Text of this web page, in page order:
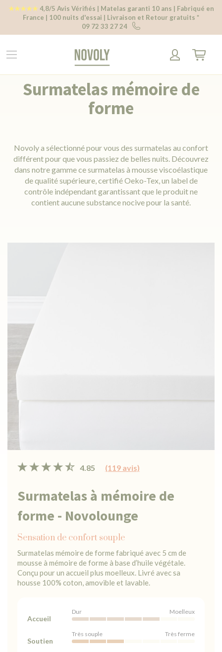
★★★★★ 4,8/5 Avis Vérifiés | Matelas garanti 10 ans | Fabriqué en
France | 100 nuits d'essai | Livraison et Retour gratuits *
09 72 33 27 24
Mon
Surmatelas mémoire de
forme
Novoly a sélectionné pour vous des surmatelas au confort
différent pour que vous passiez de belles nuits. Découvrez
dans notre gamme ce surmatelas à mousse viscoélastique
de qualité supérieure, certifié Oeko-Tex, un label de
contrôle indépendant garantissant que le produit ne
contient aucune substance nocive pour la santé.
4.85 (119 avis)
Surmatelas à mémoire de
forme - Novolounge
Sensation de confort souple
Surmatelas mémoire de forme fabriqué avec 5 cm de
mousse à mémoire de forme à base d’huile végétale.
Conçu pour un accueil plus moelleux. Livré avec sa
housse 100% coton, amovible et lavable.
Accueil
Dur Moelleux
Soutien
Très souple Très ferme
Panneau de gestion des cookies